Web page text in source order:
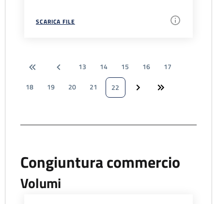
SCARICA FILE
13 14 15 16
17
18
19 20 21 22
Congiuntura commercio
Volumi